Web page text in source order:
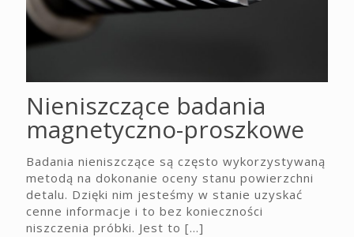
Nieniszczące badania
magnetyczno-proszkowe
Badania nieniszczące są często wykorzystywaną
metodą na dokonanie oceny stanu powierzchni
detalu. Dzięki nim jesteśmy w stanie uzyskać
cenne informacje i to bez konieczności
niszczenia próbki. Jest to […]